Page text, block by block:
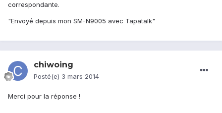
correspondante.
"Envoyé depuis mon SM-N9005 avec Tapatalk"
chiwoing
Posté(e) 3 mars 2014
Merci pour la réponse !